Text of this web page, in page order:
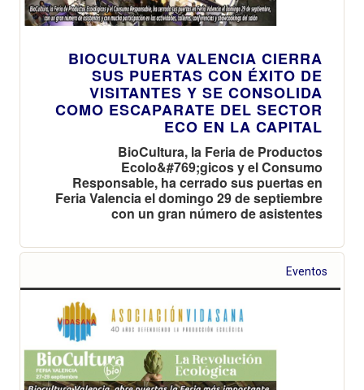
BIOCULTURA VALENCIA CIERRA
SUS PUERTAS CON ÉXITO DE
VISITANTES Y SE CONSOLIDA
COMO ESCAPARATE DEL SECTOR
ECO EN LA CAPITAL
BioCultura, la Feria de Productos
Ecolo&#769;gicos y el Consumo
Responsable, ha cerrado sus puertas en
Feria Valencia el domingo 29 de septiembre
con un gran número de asistentes
Eventos